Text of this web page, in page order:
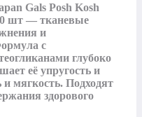
Gals Posh Kosh
шт — тканевые
и
с
глубоко
её упругость и
и мягкость. Подходят
здорового